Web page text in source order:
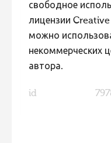
свободное
лицензии
можно
некоммерческих
автора.
id